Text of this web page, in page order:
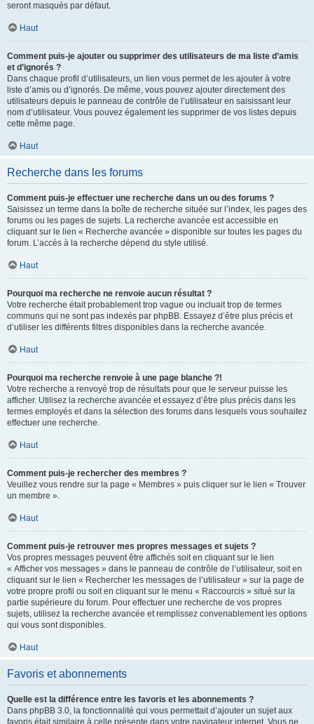
seront masqués par défaut.
Haut
Comment puis-je ajouter ou supprimer des utilisateurs de ma liste d’amis
et d’ignorés ?
Dans chaque profil d’utilisateurs, un lien vous permet de les ajouter à votre
liste d’amis ou d’ignorés. De même, vous pouvez ajouter directement des
utilisateurs depuis le panneau de contrôle de l’utilisateur en saisissant leur
nom d’utilisateur. Vous pouvez également les supprimer de vos listes depuis
cette même page.
Haut
Recherche dans les forums
Comment puis-je effectuer une recherche dans un ou des forums ?
Saisissez un terme dans la boîte de recherche située sur l’index, les pages des
forums ou les pages de sujets. La recherche avancée est accessible en
cliquant sur le lien « Recherche avancée » disponible sur toutes les pages du
forum. L’accès à la recherche dépend du style utilisé.
Haut
Pourquoi ma recherche ne renvoie aucun résultat ?
Votre recherche était probablement trop vague ou incluait trop de termes
communs qui ne sont pas indexés par phpBB. Essayez d’être plus précis et
d’utiliser les différents filtres disponibles dans la recherche avancée.
Haut
Pourquoi ma recherche renvoie à une page blanche ?!
Votre recherche a renvoyé trop de résultats pour que le serveur puisse les
afficher. Utilisez la recherche avancée et essayez d’être plus précis dans les
termes employés et dans la sélection des forums dans lesquels vous souhaitez
effectuer une recherche.
Haut
Comment puis-je rechercher des membres ?
Veuillez vous rendre sur la page « Membres » puis cliquer sur le lien « Trouver
un membre ».
Haut
Comment puis-je retrouver mes propres messages et sujets ?
Vos propres messages peuvent être affichés soit en cliquant sur le lien
« Afficher vos messages » dans le panneau de contrôle de l’utilisateur, soit en
cliquant sur le lien « Rechercher les messages de l’utilisateur » sur la page de
votre propre profil ou soit en cliquant sur le menu « Raccourcis » situé sur la
partie supérieure du forum. Pour effectuer une recherche de vos propres
sujets, utilisez la recherche avancée et remplissez convenablement les options
qui vous sont disponibles.
Haut
Favoris et abonnements
Quelle est la différence entre les favoris et les abonnements ?
Dans phpBB 3.0, la fonctionnalité qui vous permettait d’ajouter un sujet aux
favoris était similaire à celle présente dans votre navigateur internet. Vous ne